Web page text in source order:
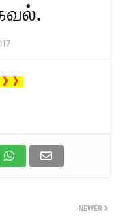
》
NEWER